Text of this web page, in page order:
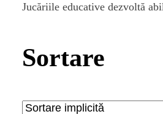
Jucăriile educative dezvoltă
Sortare